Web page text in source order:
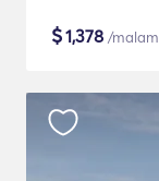
$1,378 /malam